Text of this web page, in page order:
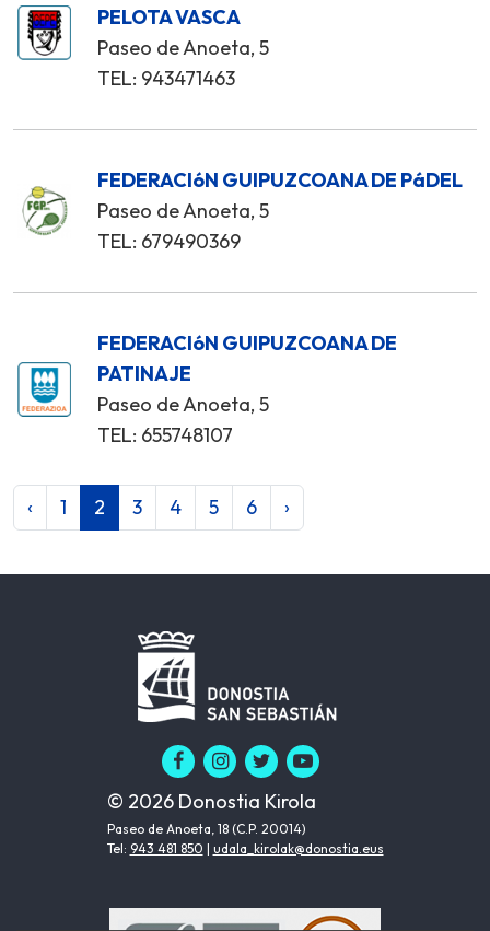
PELOTA VASCA
Paseo de Anoeta, 5
TEL: 943471463
FEDERACIóN GUIPUZCOANA DE PáDEL
Paseo de Anoeta, 5
TEL: 679490369
FEDERACIóN GUIPUZCOANA DE
PATINAJE
Paseo de Anoeta, 5
TEL: 655748107
‹ 1 2 3 4 5 6 ›
© 2026 Donostia Kirola
Paseo de Anoeta, 18 (C.P. 20014)
Tel: 943 481 850 | udala_kirolak@donostia.eus